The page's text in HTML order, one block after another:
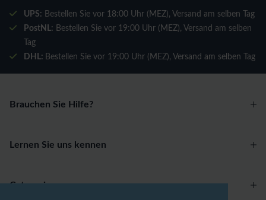
UPS: Bestellen Sie vor 18:00 Uhr (MEZ), Versand am selben Tag
PostNL: Bestellen Sie vor 19:00 Uhr (MEZ), Versand am selben
Tag
DHL: Bestellen Sie vor 19:00 Uhr (MEZ), Versand am selben Tag
Brauchen Sie Hilfe?
Lernen Sie uns kennen
Categories